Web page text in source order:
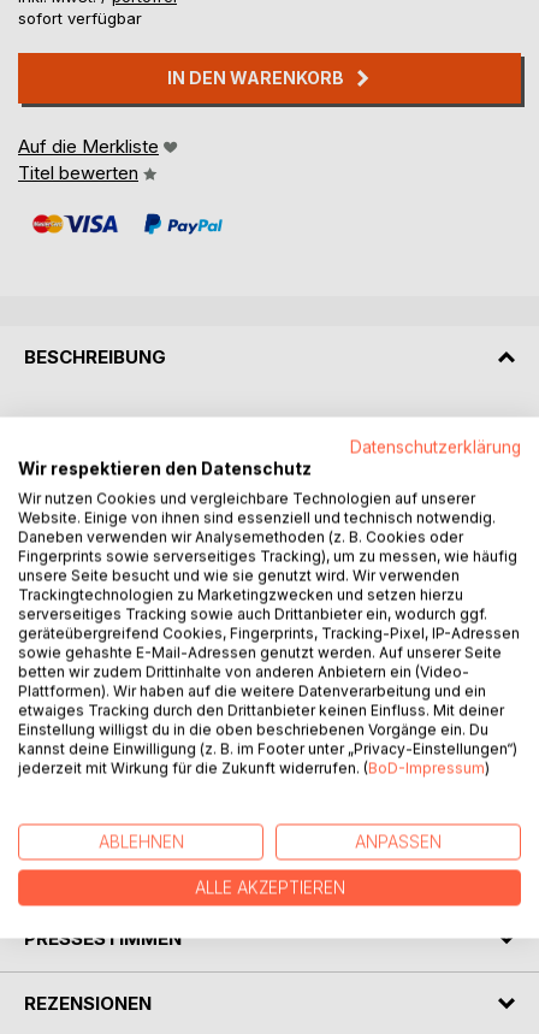
sofort verfügbar
IN DEN WARENKORB
Auf die Merkliste
Titel bewerten
BESCHREIBUNG
voyage" ist ein formschönes und stylisches Schreibbuch
für den Traumurlaub. Es bietet sich als Geschenk an, um
liebe Menschen in den Erholungsurlaub zu verabschieden
und mit diesem Tagebuch zu beschenken. Natürlich kann
sich auch die Urlauberin bzw. der Urlauber dieses
Urlaubstagebuch selbst kaufen, um gezielt elementare
Urlaubserfahrungen einzutragen und somit für die Ewigkeit
festzuhalten. In vorgefertigten Feldern und
Seitenbereichen können in wenigen Minuten schöne und
amüsante Hocherlebnisse des Urlaubs eingetragen werden
und/oder Tickets, Postkarten, Fotos etc. eingeklebt
werden. Somit entsteht ein lebendiges Erinnerungsalbum
des jeweiligen Traumurlaubs, an dem man noch sehr lange
Freude finden wird. Insofern bleibt nur eines zu wünschen:
AUTOR/IN
PRESSESTIMMEN
REZENSIONEN
Datenschutzerklärung
Wir respektieren den Datenschutz
Wir nutzen Cookies und vergleichbare Technologien auf unserer
Website. Einige von ihnen sind essenziell und technisch notwendig.
Daneben verwenden wir Analysemethoden (z. B. Cookies oder
Fingerprints sowie serverseitiges Tracking), um zu messen, wie häufig
unsere Seite besucht und wie sie genutzt wird. Wir verwenden
Trackingtechnologien zu Marketingzwecken und setzen hierzu
serverseitiges Tracking sowie auch Drittanbieter ein, wodurch ggf.
geräteübergreifend Cookies, Fingerprints, Tracking-Pixel, IP-Adressen
sowie gehashte E-Mail-Adressen genutzt werden. Auf unserer Seite
betten wir zudem Drittinhalte von anderen Anbietern ein (Video-
Plattformen). Wir haben auf die weitere Datenverarbeitung und ein
etwaiges Tracking durch den Drittanbieter keinen Einfluss. Mit deiner
Einstellung willigst du in die oben beschriebenen Vorgänge ein. Du
kannst deine Einwilligung (z. B. im Footer unter „Privacy-Einstellungen“)
jederzeit mit Wirkung für die Zukunft widerrufen. (BoD-Impressum)
ABLEHNEN ANPASSEN
ALLE AKZEPTIEREN